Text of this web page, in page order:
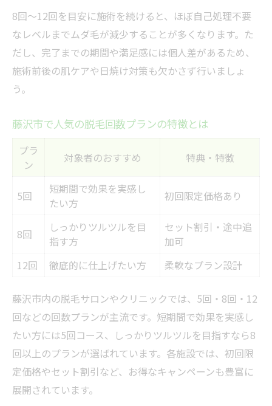
8回〜12回を目安に施術を続けると、ほぼ自己処理不要
なレベルまでムダ毛が減少することが多くなります。た
だし、完了までの期間や満足感には個人差があるため、
施術前後の肌ケアや日焼け対策も欠かさず行いましょ
う。
藤沢市で人気の脱毛回数プランの特徴とは
プラ
ン
対象者のおすすめ 特典・特徴
5回
短期間で効果を実感し
たい方
初回限定価格あり
8回
しっかりツルツルを目
指す方
セット割引・途中追
加可
12回
徹底的に仕上げたい方 柔軟なプラン設計
藤沢市内の脱毛サロンやクリニックでは、5回・8回・12
回などの回数プランが主流です。短期間で効果を実感し
たい方には5回コース、しっかりツルツルを目指すなら8
回以上のプランが選ばれています。各施設では、初回限
定価格やセット割引など、お得なキャンペーンも豊富に
展開されています。